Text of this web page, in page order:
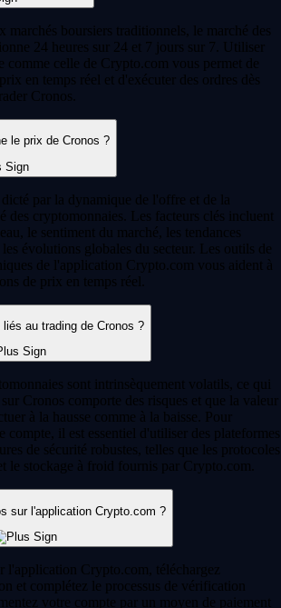
marchés boursiers traditionnels, le marché des
24 heures sur 24 et 7 jours sur 7. Utiliser
comme celle de Crypto.com vous permet de
en temps réel et d'exécuter des ordres dès
Cronos.
le prix de Cronos ?
par la dynamique de l'offre et de la
des cryptomonnaies. Les facteurs clés incluent
le sentiment du marché, les tendances
évolutions globales du secteur. Les outils de
de l'application Crypto.com vous aident à
de prix en temps réel.
au trading de Cronos ?
sont intrinsèquement volatils, ce qui
Cronos comporte des risques et que la valeur
à la hausse comme à la baisse. Pour
compte, il est essentiel d'utiliser des plateformes
de sécurité robustes, telles que les protocoles
le stockage à froid fournis par Crypto.com.
sur l'application Crypto.com ?
l'application Crypto.com, téléchargez
et complétez le processus de vérification
votre compte par un moyen de paiement